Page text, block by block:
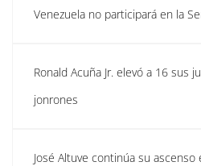
Venezuela no participará en la
Ronald Acuña Jr. elevó a 16 sus
jonrones
José Altuve continúa su